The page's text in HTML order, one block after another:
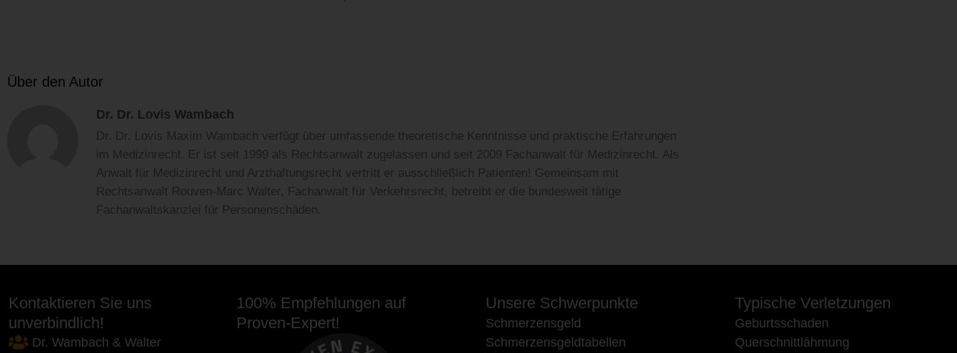
Über den Autor
Dr. Dr. Lovis Wambach
Dr. Dr. Lovis Maxim Wambach verfügt über umfassende theoretische Kenntnisse und praktische Erfahrungen
im Medizinrecht. Er ist seit 1999 als Rechtsanwalt zugelassen und seit 2009 Fachanwalt für Medizinrecht. Als
Anwalt für Medizinrecht und Arzthaftungsrecht vertritt er ausschließlich Patienten! Gemeinsam mit
Rechtsanwalt Rouven-Marc Walter, Fachanwalt für Verkehrsrecht, betreibt er die bundesweit tätige
Fachanwaltskanzlei für Personenschäden.
Kontaktieren Sie uns
unverbindlich!
Dr. Wambach & Walter
100% Empfehlungen auf
Proven-Expert!
Unsere Schwerpunkte
Schmerzensgeld
Schmerzensgeldtabellen
Typische Verletzungen
Geburtsschaden
Querschnittlähmung